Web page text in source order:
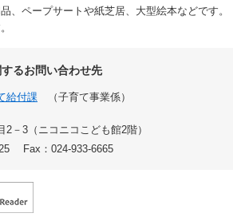
ープサートや紙芝居、大型絵本などです。
るお問い合わせ先
給付課
子育て事業係
2－3（ニコニコこども館2階）
Fax：024-933-6665